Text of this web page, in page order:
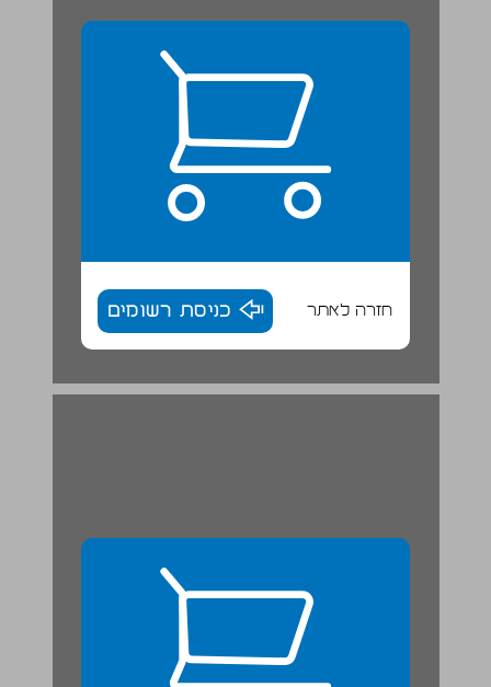
חזרה לאתר כניסת רשומים